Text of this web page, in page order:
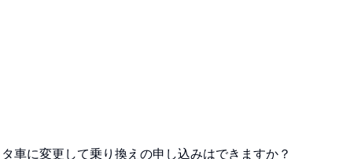
車に変更して乗り換えの申し込みはできますか？